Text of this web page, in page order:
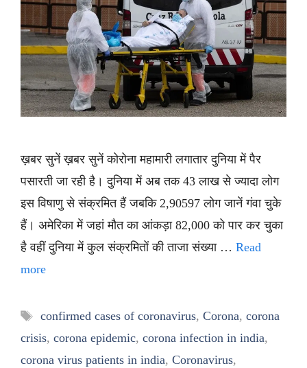
ख़बर सुनें ख़बर सुनें कोरोना महामारी लगातार दुनिया में पैर
पसारती जा रही है। दुनिया में अब तक 43 लाख से ज्यादा लोग
इस विषाणु से संक्रमित हैं जबकि 2,90597 लोग जानें गंवा चुके
हैं। अमेरिका में जहां मौत का आंकड़ा 82,000 को पार कर चुका
है वहीं दुनिया में कुल संक्रमितों की ताजा संख्या … Read
more
Tags
confirmed cases of coronavirus, Corona, corona
crisis, corona epidemic, corona infection in india,
corona virus patients in india, Coronavirus,